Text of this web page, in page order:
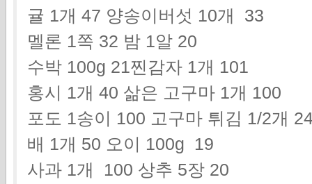
귤 1개 47 양송이버섯 10개 33
멜론 1쪽 32 밤 1알 20
수박 100g 21찐감자 1개 101
홍시 1개 40 삶은 고구마 1개 100
포도 1송이 100 고구마 튀김 1/2개
배 1개 50 오이 100g 19
사과 1개 100 상추 5장 20